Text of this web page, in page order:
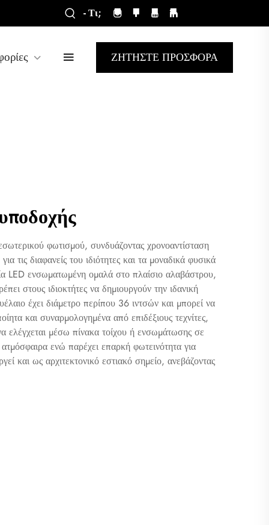
- Τι;
ΖΗΤΗΣΤΕ ΠΡΟΣΦΟΡΑ
φωτισμού, συνδυάζοντας χρονοαντίσταση
τις διαφανείς του ιδιότητες και τα μοναδικά φυσικά
LED ενσωματωμένη ομαλά στο πλαίσιο αλαβάστρου,
στους ιδιοκτήτες να δημιουργούν την ιδανική
έχει διάμετρο περίπου 36 ιντσών και μπορεί να
και συναρμολογημένα από επιδέξιους τεχνίτες,
ελέγχεται μέσω πίνακα τοίχου ή ενσωμάτωσης σε
ενώ παρέχει επαρκή φωτεινότητα για
και ως αρχιτεκτονικό εστιακό σημείο, ανεβάζοντας